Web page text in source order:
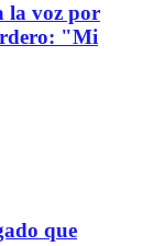
la voz por
"Mi
que